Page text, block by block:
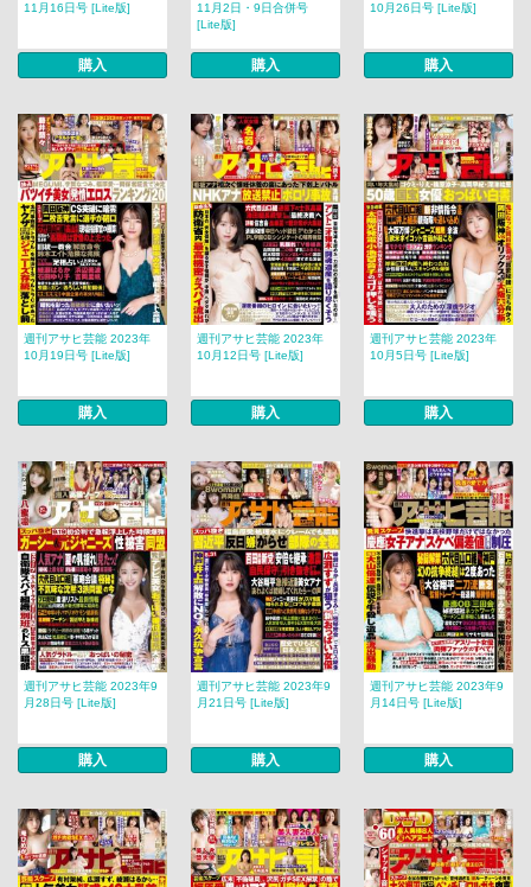
11月16日号 [Lite版]
購入
11月2日・9日合併号
[Lite版]
購入
10月26日号 [Lite版]
購入
週刊アサヒ芸能 2023年
10月19日号 [Lite版]
購入
週刊アサヒ芸能 2023年
10月12日号 [Lite版]
購入
週刊アサヒ芸能 2023年
10月5日号 [Lite版]
購入
週刊アサヒ芸能 2023年9
月28日号 [Lite版]
購入
週刊アサヒ芸能 2023年9
月21日号 [Lite版]
購入
週刊アサヒ芸能 2023年9
月14日号 [Lite版]
購入